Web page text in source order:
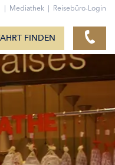
| Mediathek | Reisebüro-Login
FINDEN